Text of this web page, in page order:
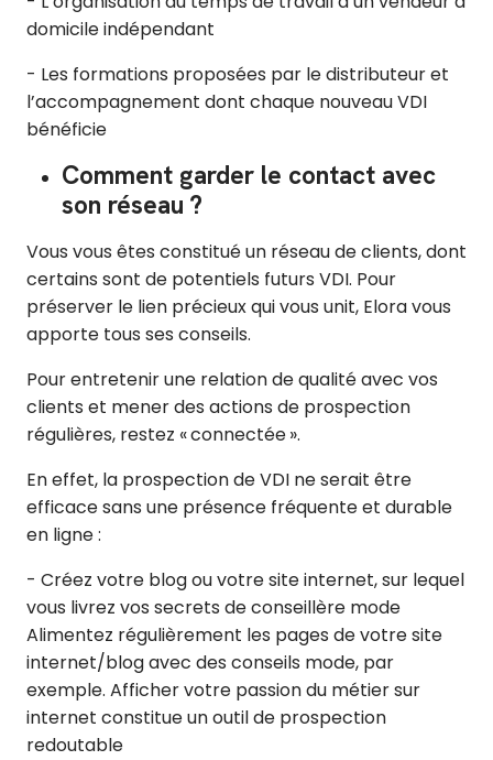
domicile indépendant
- Les formations proposées par le distributeur et
l’accompagnement dont chaque nouveau VDI
bénéficie
Comment garder le contact avec
son réseau ?
Vous vous êtes constitué un réseau de clients, dont
certains sont de potentiels futurs VDI. Pour
préserver le lien précieux qui vous unit, Elora vous
apporte tous ses conseils.
Pour entretenir une relation de qualité avec vos
clients et mener des actions de prospection
régulières, restez « connectée ».
En effet, la prospection de VDI ne serait être
efficace sans une présence fréquente et durable
en ligne :
- Créez votre blog ou votre site internet, sur lequel
vous livrez vos secrets de conseillère mode
Alimentez régulièrement les pages de votre site
internet/blog avec des conseils mode, par
exemple. Afficher votre passion du métier sur
internet constitue un outil de prospection
redoutable